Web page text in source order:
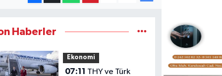
Haberler
Ekonomi
07:11